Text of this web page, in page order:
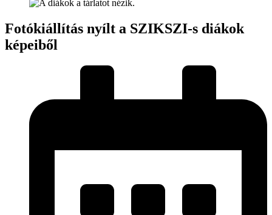
Fotókiállítás nyílt a SZIKSZI-s diákok
képeiből